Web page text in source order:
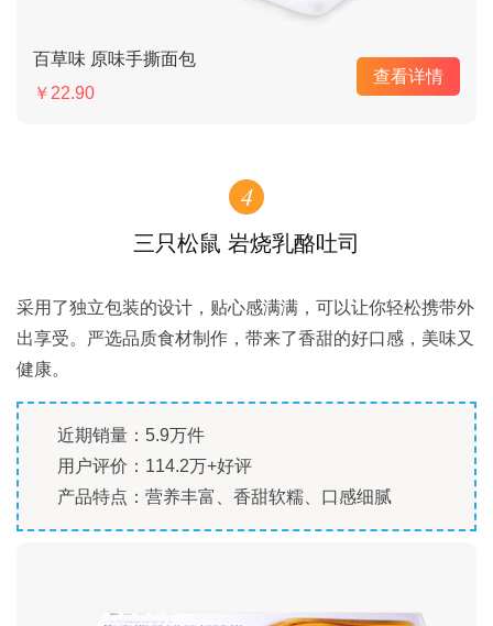
百草味 原味手撕面包
￥22.90
查看详情
4
三只松鼠 岩烧乳酪吐司
采用了独立包装的设计，贴心感满满，可以让你轻松携带外
出享受。严选品质食材制作，带来了香甜的好口感，美味又
健康。
近期销量：5.9万件
用户评价：114.2万+好评
产品特点：营养丰富、香甜软糯、口感细腻